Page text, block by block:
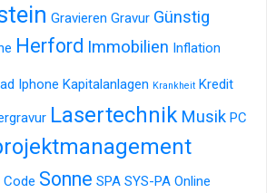
Gravieren Gravur Günstig
Herford Immobilien Inflation
Iphone Kapitalanlagen Krankheit Kredit
Lasertechnik Musik PC
Code Sonne SPA SYS-PA Online